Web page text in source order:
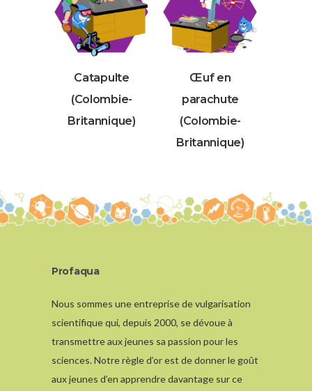
Catapulte
(Colombie-
Britannique)
Œuf en
parachute
(Colombie-
Britannique)
Profaqua
Nous sommes une entreprise de vulgarisation
scientifique qui, depuis 2000, se dévoue à
transmettre aux jeunes sa passion pour les
sciences. Notre règle d’or est de donner le goût
aux jeunes d’en apprendre davantage sur ce